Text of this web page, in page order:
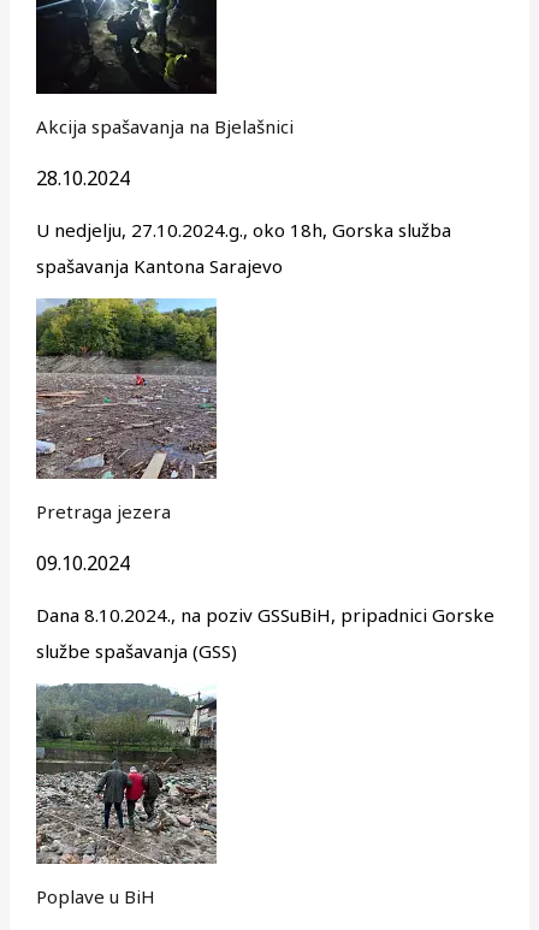
Akcija spašavanja na Bjelašnici
28.10.2024
U nedjelju, 27.10.2024.g., oko 18h, Gorska služba
spašavanja Kantona Sarajevo
Pretraga jezera
09.10.2024
Dana 8.10.2024., na poziv GSSuBiH, pripadnici Gorske
službe spašavanja (GSS)
Poplave u BiH